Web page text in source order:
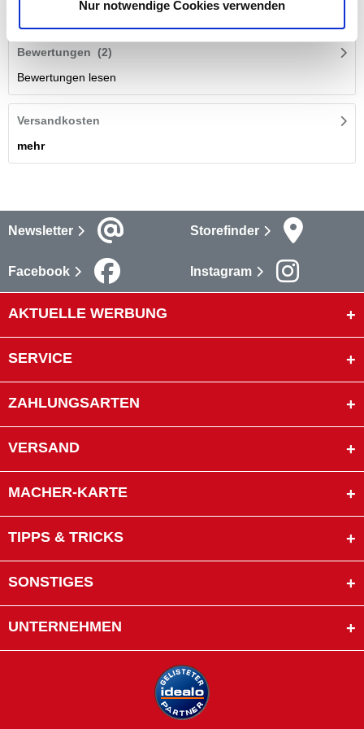
Nur notwendige Cookies verwenden
und ideal für jede Werkstatt.mehr
Bewertungen (2)
Bewertungen lesen
Versandkosten
mehr
Newsletter Storefinder
Facebook Instagram
AKTUELLE WERBUNG
SERVICE
ZAHLUNGSARTEN
VERSAND
MACHER-KARTE
TIPPS & TRICKS
SONSTIGES
UNTERNEHMEN